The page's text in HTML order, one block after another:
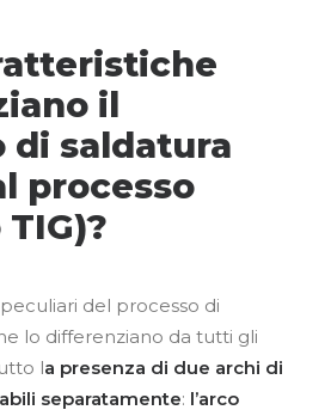
il
di saldatura
processo
del processo di
lo differenziano da tutti gli
la presenza di due archi di
separatamente: l’arco